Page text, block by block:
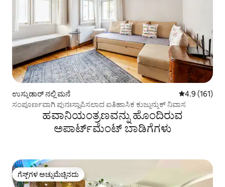
ಉಸ್ಕುಡಾರ್ ನಲ್ಲಿ ಮನೆ 5 ರಲ್ಲಿ 4.9
4.9 (161)
ಸಂಪೂರ್ಣವಾಗಿ ಪುನಃಸ್ಥಾಪಿಸಲಾದ ಐತಿಹಾಸಿಕ ಕುಜ್ಗುನ್ಕುಕ್ ನಿವಾಸ
ಹವಾನಿಯಂತ್ರಣವನ್ನು ಹೊಂದಿರುವ
ಅಪಾರ್ಟ್‌ಮೆಂಟ್‌ ಬಾಡಿಗೆಗಳು
ಗೆಸ್ಟ್‌ಗಳ ಅಚ್ಚುಮೆಚ್ಚಿನದು
ಗೆಸ್ಟ್‌ಗಳ ಅಚ್ಚುಮೆಚ್ಚಿನದು